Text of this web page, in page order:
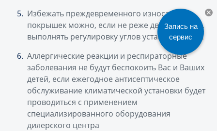
Избежать преждевременного износа
покрышек можно, если не реже двух раз в год,
выполнять регулировку углов установки колес
Аллергические реакции и респираторные
заболевания не будут беспокоить Вас и Ваших
детей, если ежегодное антисептическое
обслуживание климатической установки будет
проводиться с применением
специализированного оборудования
дилерского центра
Запись на
сервис